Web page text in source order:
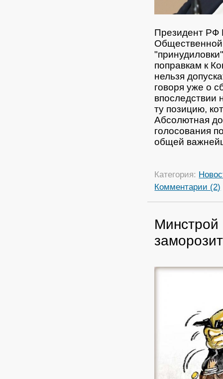
Президент РФ
Общественной
поправкам к
нельзя
говоря уже о
впоследствии
ту позицию,
Абсолютная
голосования
общей
Категория:
Комментарии (2)